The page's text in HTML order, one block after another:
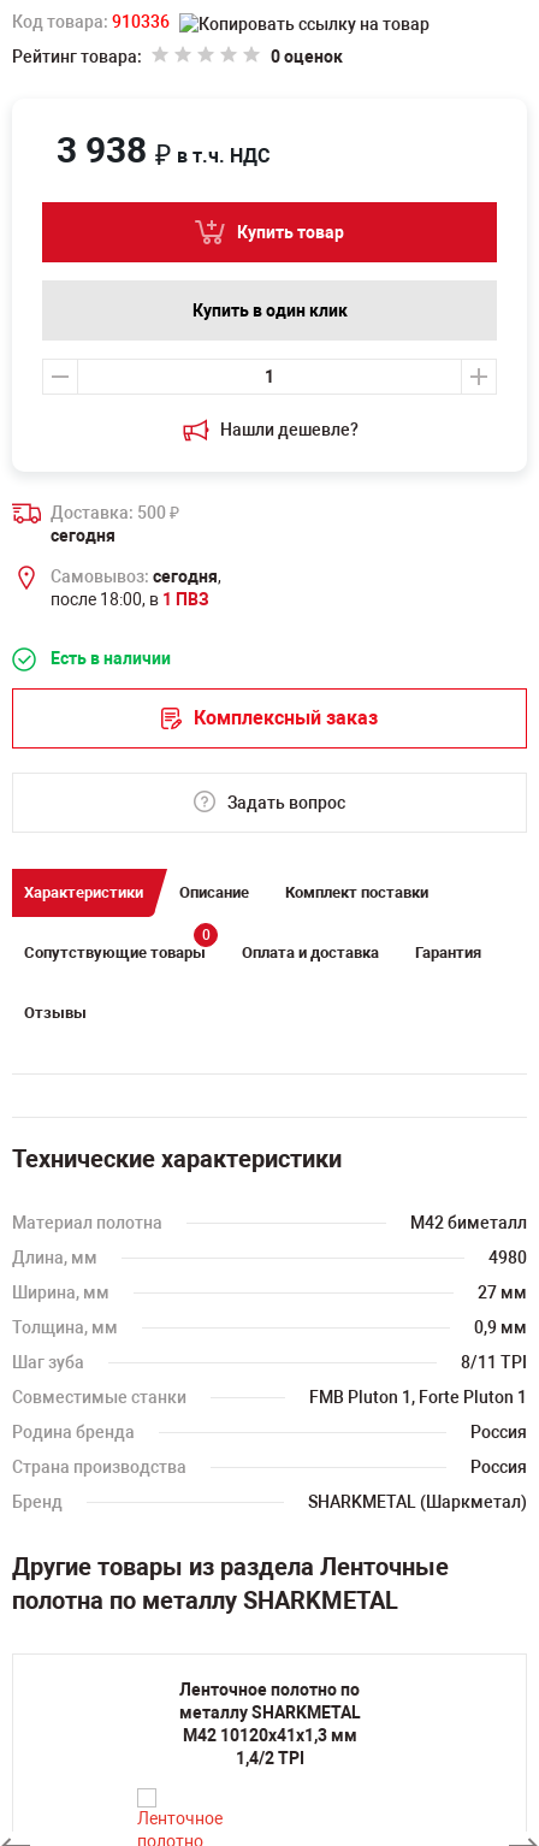
Код товара: 910336
Рейтинг товара:
0 оценок
Нашли дешевле?
3 938 ₽ в т.ч. НДС
Купить товар
Купить в один клик
Доставка: 500₽
сегодня
Самовывоз: сегодня,
после 18:00, в 1 ПВЗ
Есть в наличии
Комплексный заказ
Задать вопрос
Характеристики Описание Комплект поставки
Сопутствующие товары
0
Оплата и доставка Гарантия
Отзывы
Технические характеристики
Материал полотна
M42 биметалл
Длина, мм
4980
Ширина, мм
27 мм
Толщина, мм
0,9 мм
Шаг зуба
8/11 TPI
Совместимые станки
FMB Pluton 1, Forte Pluton 1
Родина бренда
Россия
Страна производства
Россия
Бренд
SHARKMETAL (Шаркметал)
Другие товары из раздела Ленточные
полотна по металлу SHARKMETAL
Ленточное полотно по
металлу SHARKMETAL
M42 10120х41х1,3 мм
1,4/2 TPI